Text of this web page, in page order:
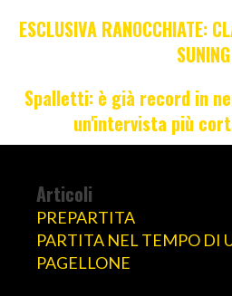
ESCLUSIVA RANOCCHIATE:
SUNING
Spalletti: è già record in
un'intervista più
Articoli
PREPARTITA
PARTITA NEL TEMPO DI
PAGELLONE